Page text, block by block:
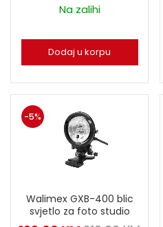
Na zalihi
Dodaj u korpu
-5%
Walimex GXB-400 blic
svjetlo za foto studio